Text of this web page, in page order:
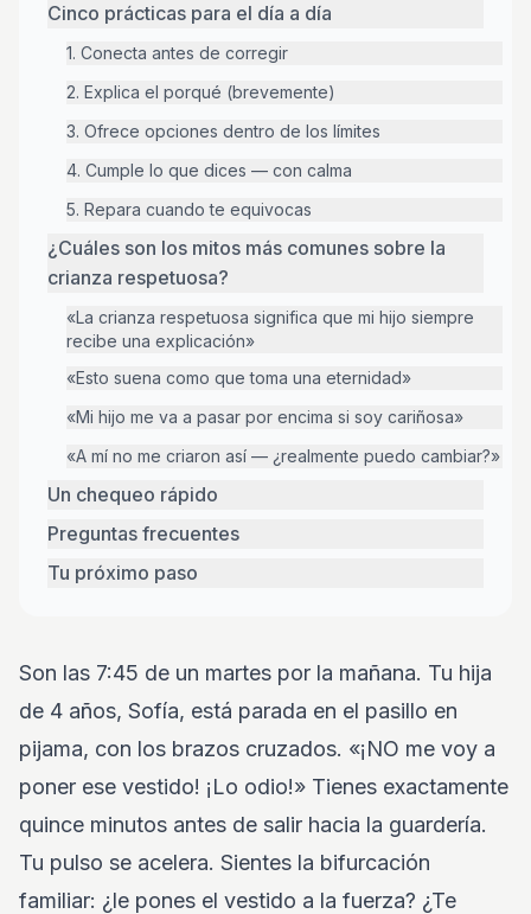
Cinco prácticas para el día a día
1. Conecta antes de corregir
2. Explica el porqué (brevemente)
3. Ofrece opciones dentro de los límites
4. Cumple lo que dices — con calma
5. Repara cuando te equivocas
¿Cuáles son los mitos más comunes sobre la
crianza respetuosa?
«La crianza respetuosa significa que mi hijo siempre
recibe una explicación»
«Esto suena como que toma una eternidad»
«Mi hijo me va a pasar por encima si soy cariñosa»
«A mí no me criaron así — ¿realmente puedo cambiar?»
Un chequeo rápido
Preguntas frecuentes
Tu próximo paso
Son las 7:45 de un martes por la mañana. Tu hija
de 4 años, Sofía, está parada en el pasillo en
pijama, con los brazos cruzados. «¡NO me voy a
poner ese vestido! ¡Lo odio!» Tienes exactamente
quince minutos antes de salir hacia la guardería.
Tu pulso se acelera. Sientes la bifurcación
familiar: ¿le pones el vestido a la fuerza? ¿Te